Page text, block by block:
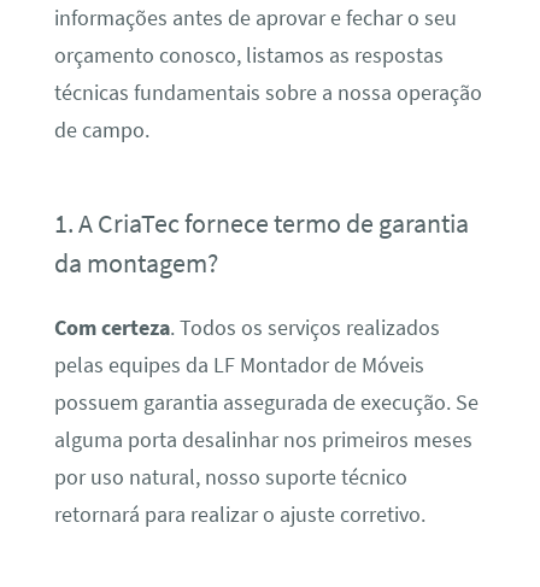
informações antes de aprovar e fechar o seu
orçamento conosco, listamos as respostas
técnicas fundamentais sobre a nossa operação
de campo.
1. A CriaTec fornece termo de garantia
da montagem?
Com certeza. Todos os serviços realizados
pelas equipes da LF Montador de Móveis
possuem garantia assegurada de execução. Se
alguma porta desalinhar nos primeiros meses
por uso natural, nosso suporte técnico
retornará para realizar o ajuste corretivo.